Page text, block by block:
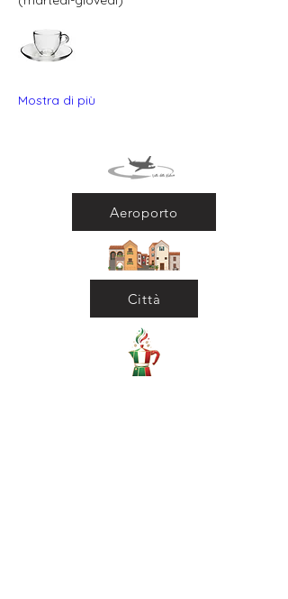
Mostra di più
Aeroporto
Città